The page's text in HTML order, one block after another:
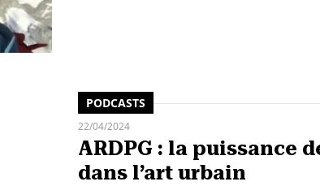
PODCASTS
22/04/2024
ARDPG : la puissance
dans l’art urbain